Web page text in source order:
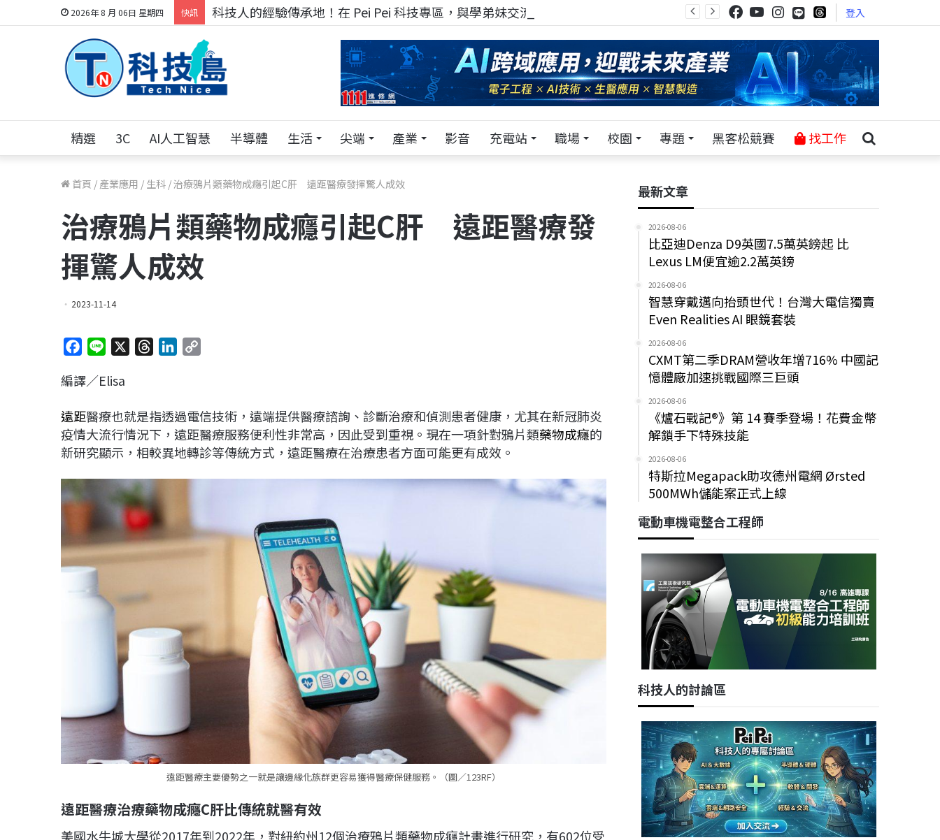
2026年 8 月 06日 星期四 快訊 科技人的經驗傳承地！在 Pei Pei 科技專區，與學弟妹交流最硬核的技術 登入
精選 3C AI人工智慧 半導體 生活 尖端 產業 影音 充電站 職場 校園 專題 黑客松競賽 找工作
首頁 / 產業應用 / 生科 /治療鴉片類藥物成癮引起C肝 遠距醫療發揮驚人成效
治療鴉片類藥物成癮引起C肝 遠距醫療發
揮驚人成效
2023-11-14
c
b
o
o
n
a
d
s
e
d
I
L
i
n
編譯／Elisa
遠距醫療也就是指透過電信技術，遠端提供醫療諮詢、診斷治療和偵測患者健康，尤其在新冠肺炎
疫情大流行情況下，遠距醫療服務便利性非常高，因此受到重視。現在一項針對鴉片類藥物成癮的
新研究顯示，相較異地轉診等傳統方式，遠距醫療在治療患者方面可能更有成效。
遠距醫療主要優勢之一就是讓邊緣化族群更容易獲得醫療保健服務。（圖／123RF）
遠距醫療治療藥物成癮C肝比傳統就醫有效
美國水牛城大學從2017年到2022年，對紐約州12個治療鴉片類藥物成癮計畫進行研究，有602位受
最新文章
2026-08-06
比亞迪Denza D9英國7.5萬英鎊起 比
Lexus LM便宜逾2.2萬英鎊
2026-08-06
智慧穿戴邁向抬頭世代！台灣大電信獨賣
Even Realities AI 眼鏡套裝
2026-08-06
CXMT第二季DRAM營收年增716% 中國記
憶體廠加速挑戰國際三巨頭
2026-08-06
《爐石戰記®》第 14 賽季登場！花費金幣
解鎖手下特殊技能
2026-08-06
特斯拉Megapack助攻德州電網 Ørsted
500MWh儲能案正式上線
電動車機電整合工程師
科技人的討論區